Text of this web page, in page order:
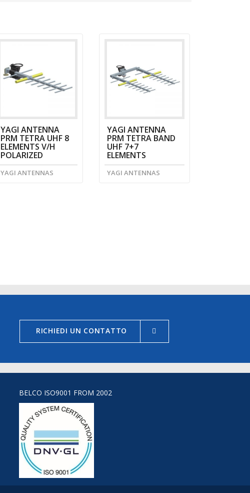
YAGI ANTENNA
PRM TETRA UHF 8
ELEMENTS V/H
POLARIZED
YAGI ANTENNAS
YAGI ANTENNA
PRM TETRA BAND
UHF 7+7
ELEMENTS
YAGI ANTENNAS
RICHIEDI UN CONTATTO
BELCO ISO9001 FROM 2002